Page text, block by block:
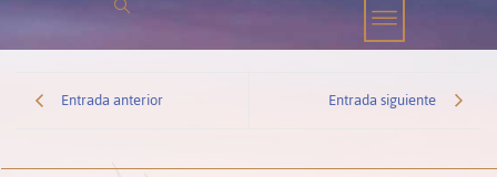
Entrada anterior Entrada siguiente